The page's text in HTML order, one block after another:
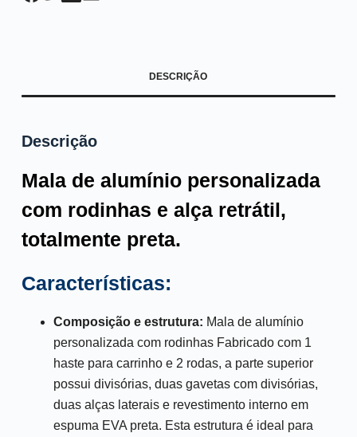
DESCRIÇÃO
Descrição
Mala de alumínio personalizada
com rodinhas e alça retrátil,
totalmente preta.
Características:
Composição e estrutura: Mala de alumínio
personalizada com rodinhas Fabricado com 1
haste para carrinho e 2 rodas, a parte superior
possui divisórias, duas gavetas com divisórias,
duas alças laterais e revestimento interno em
espuma EVA preta. Esta estrutura é ideal para